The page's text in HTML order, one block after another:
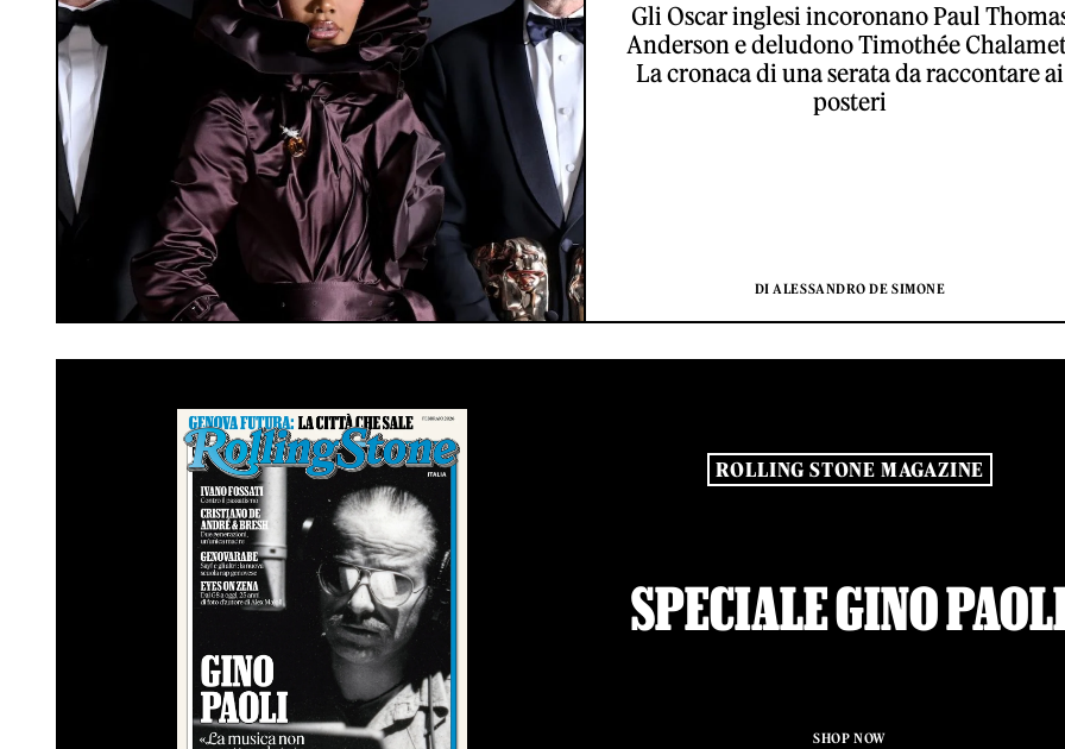
Gli Oscar inglesi incoronano Paul
Anderson e deludono Timothée
La cronaca di una serata da raccontare ai
posteri
DI ALESSANDRO DE SIMONE
ROLLING STONE MAGAZINE
SPECIALE GINO
SHOP NOW